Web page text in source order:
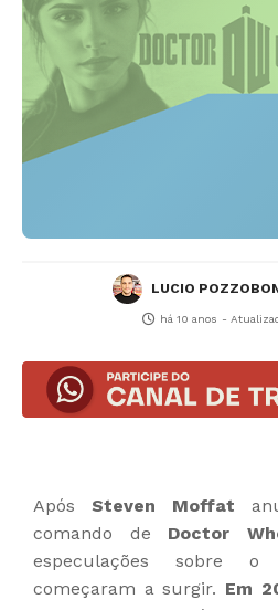
LUCIO
há 10 anos -
Após Steven Moffat
comando de Doctor
especulações sobre
começaram a surgir. Em